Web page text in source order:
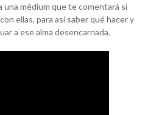
una médium que te comentará si
ellas, para así saber qué hacer y
a ese alma desencarnada.